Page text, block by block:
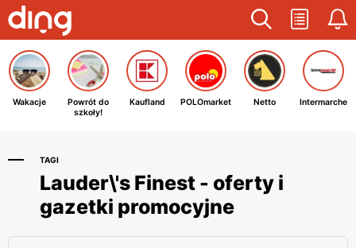
Wakacje
Powrót do
szkoły!
Kaufland POLOmarket Netto Intermarche
TAGI
Lauder\'s Finest - oferty i
gazetki promocyjne